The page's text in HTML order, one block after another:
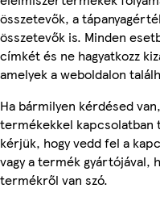
összetevők, a
összetevők is. Minden
címkét és ne hagyatkozz
amelyek a weboldalon
Ha bármilyen kérdésed
termékekkel kapcsolatban
kérjük, hogy vedd fel a
vagy a termék gyártójával,
termékről van szó.